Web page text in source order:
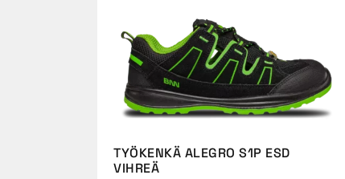
TYÖKENKÄ ALEGRO S1P ESD
VIHREÄ